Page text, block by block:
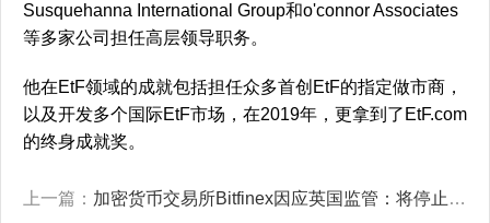
Susquehanna International Group和o'connor Associates
等多家公司担任高层领导职务。
他在EtF领域的成就包括担任众多首创EtF的指定做市商，
以及开发多个国际EtF市场，在2019年，更拿到了EtF.com
的终身成就奖。
上一篇： 加密货币交易所Bitfinex因应英国监管：将停止服务一般散户